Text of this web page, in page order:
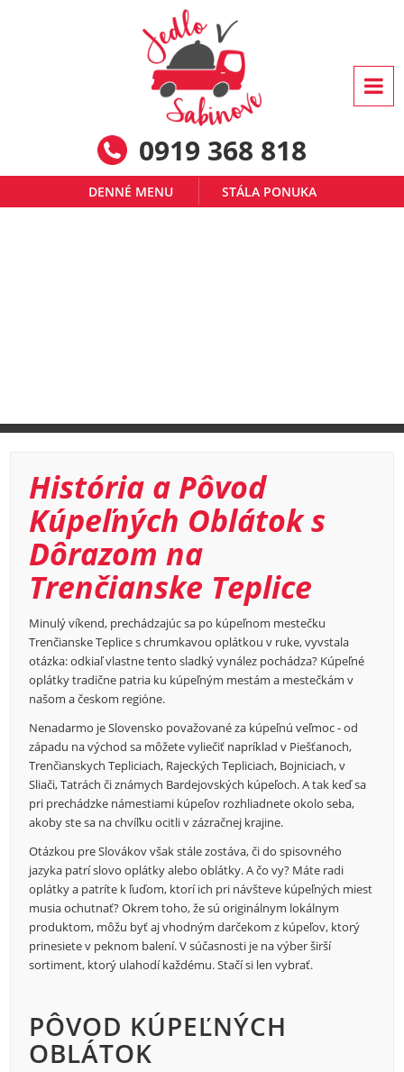
0919 368 818
DENNÉ MENU STÁLA PONUKA
História a Pôvod
Kúpeľných Oblátok s
Dôrazom na
Trenčianske Teplice
Minulý víkend, prechádzajúc sa po kúpeľnom mestečku
Trenčianske Teplice s chrumkavou oplátkou v ruke, vyvstala
otázka: odkiaľ vlastne tento sladký vynález pochádza? Kúpeľné
oplátky tradične patria ku kúpeľným mestám a mestečkám v
našom a českom regióne.
Nenadarmo je Slovensko považované za kúpeľnú veľmoc - od
západu na východ sa môžete vyliečiť napríklad v Piešťanoch,
Trenčianskych Tepliciach, Rajeckých Tepliciach, Bojniciach, v
Sliači, Tatrách či známych Bardejovských kúpeľoch. A tak keď sa
pri prechádzke námestiami kúpeľov rozhliadnete okolo seba,
akoby ste sa na chvíľku ocitli v zázračnej krajine.
Otázkou pre Slovákov však stále zostáva, či do spisovného
jazyka patrí slovo oplátky alebo oblátky. A čo vy? Máte radi
oplátky a patríte k ľuďom, ktorí ich pri návšteve kúpeľných miest
musia ochutnať? Okrem toho, že sú originálnym lokálnym
produktom, môžu byť aj vhodným darčekom z kúpeľov, ktorý
prinesiete v peknom balení. V súčasnosti je na výber širší
sortiment, ktorý ulahodí každému. Stačí si len vybrať.
PÔVOD KÚPEĽNÝCH
OBLÁTOK